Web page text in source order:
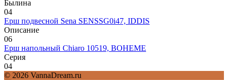
Былина
04
Ерш подвесной Sena SENSSG0i47, IDDIS
Описание
06
Ерш напольный Chiaro 10519, BOHEME
Серия
04
© 2026 VannaDream.ru